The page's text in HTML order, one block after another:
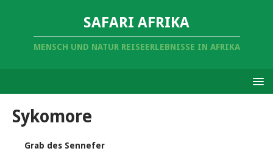
SAFARI AFRIKA
MENSCH UND NATUR REISEERLEBNISSE IN AFRIKA
Sykomore
Grab des Sennefer